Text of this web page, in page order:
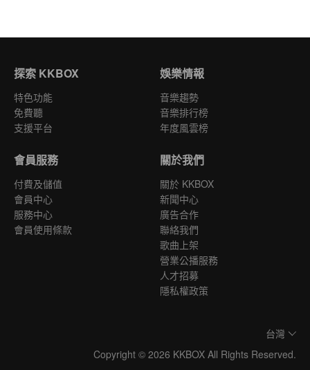
探索 KKBOX
特色功能
免費聽
支援平台
娛樂情報
音樂趨勢
音樂排行榜
年度風雲榜
會員服務
付費及儲值
會員中心
服務中心
會員使用條款
關於我們
關於 KKBOX
新聞中心
廣告合作
聯絡我們
歌曲上架
營業公播服務
人才招募
隱私權政策
台灣
Copyright © 2026 KKBOX All Rights Reserved.